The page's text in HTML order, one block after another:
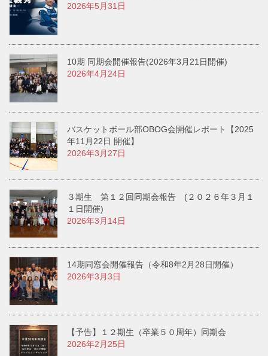
2026年5月31日
10期 同期会開催報告(2026年3月21日開催)
2026年4月24日
バスケットボール部OBOG会開催レポート【2025
年11月22日 開催】
2026年3月27日
３期生 第１２回同期会報告 (２０２６年３月１
１日開催)
2026年3月14日
14期同窓会開催報告（令和8年2月28日開催）
2026年3月3日
【予告】１２期生（卒業５０周年）同期会
2026年2月25日